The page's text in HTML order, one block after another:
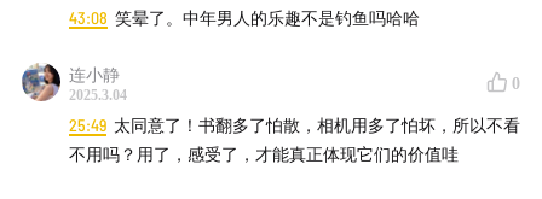
43:08 笑晕了。中年男人的乐趣不是钓鱼吗哈哈
连小静
2025.3.04
0
25:49 太同意了！书翻多了怕散，相机用多了怕坏，所以不看
不用吗？用了，感受了，才能真正体现它们的价值哇